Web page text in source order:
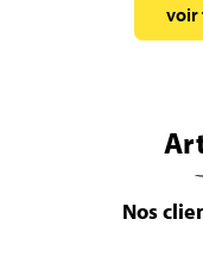
voir
Nos